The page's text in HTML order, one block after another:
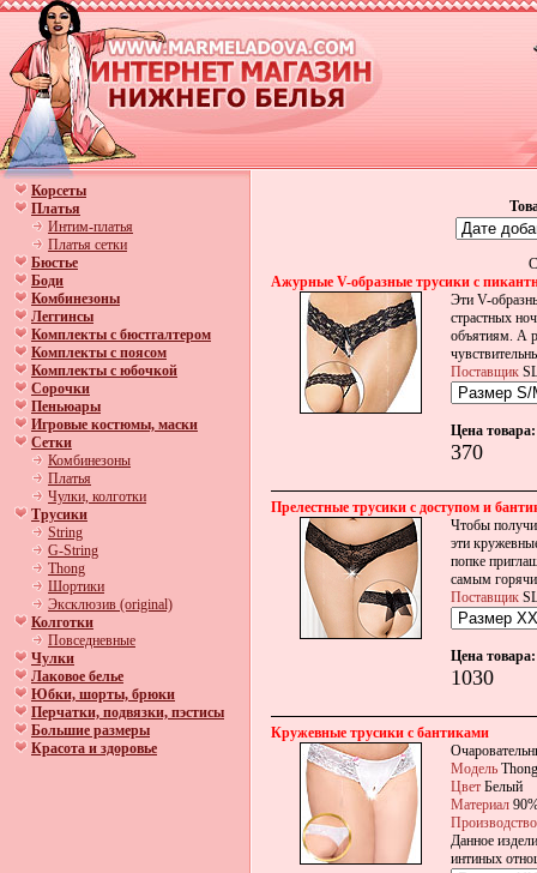
Корсеты
Платья
Интим-платья
Платья сетки
Бюстье
Боди
Комбинезоны
Леггинсы
Комплекты с бюстгалтером
Комплекты с поясом
Комплекты с юбочкой
Сорочки
Пеньюары
Игровые костюмы, маски
Сетки
Комбинезоны
Платья
Чулки, колготки
Трусики
String
G-String
Thong
Шортики
Эксклюзив (original)
Колготки
Повседневные
Чулки
Лаковое белье
Юбки, шорты, брюки
Перчатки, подвязки, пэстисы
Большие размеры
Красота и здоровье
Ажурные V-образные трусики с
Эти V-
страстных
объятиям. А
Поставщик
Цена товара:
370
Прелестные трусики с доступом и
Чтобы
эти
попке
самым
Поставщик
Цена товара:
1030
Кружевные трусики с бантиками
МодельThong
ЦветБелый
Материал
Производство
Данное
интиных